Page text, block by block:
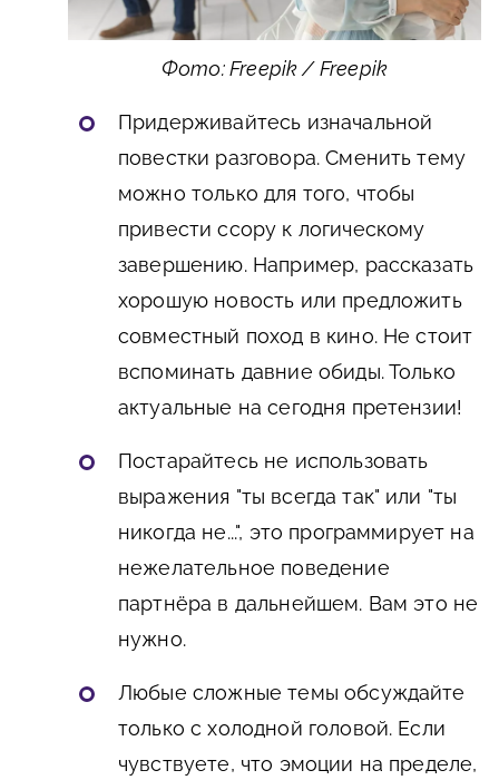
Фото: Freepik / Freepik
Придерживайтесь изначальной
повестки разговора. Сменить тему
можно только для того, чтобы
привести ссору к логическому
завершению. Например, рассказать
хорошую новость или предложить
совместный поход в кино. Не стоит
вспоминать давние обиды. Только
актуальные на сегодня претензии!
Постарайтесь не использовать
выражения "ты всегда так" или "ты
никогда не...", это программирует на
нежелательное поведение
партнёра в дальнейшем. Вам это не
нужно.
Любые сложные темы обсуждайте
только с холодной головой. Если
чувствуете, что эмоции на пределе,